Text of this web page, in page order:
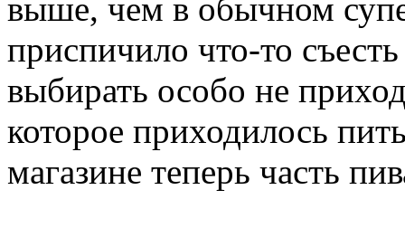
выше, чем в обычном
приспичило что-то
выбирать особо не
которое приходилось
магазине теперь часть